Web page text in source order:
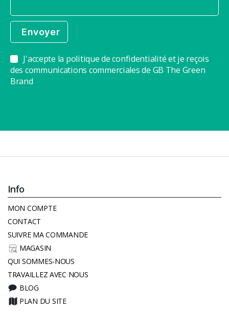
J'accepte la politique de confidentialité et je reçois
des communications commerciales de GB The Green
Brand
Info
MON COMPTE
CONTACT
SUIVRE MA COMMANDE
MAGASIN
QUI SOMMES-NOUS
TRAVAILLEZ AVEC NOUS
BLOG
PLAN DU SITE